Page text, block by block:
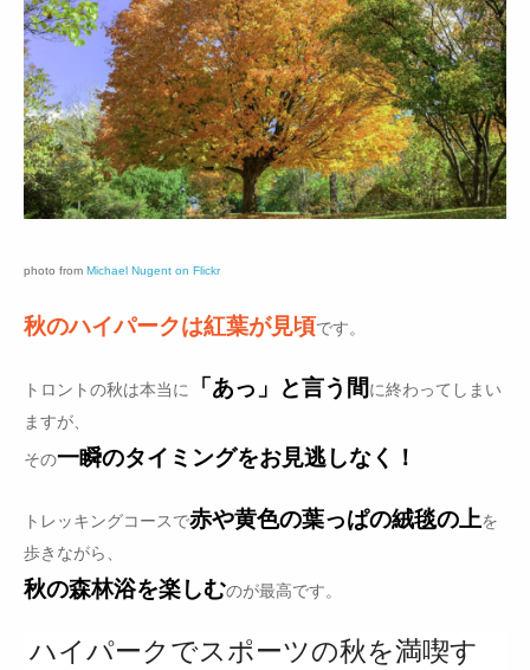
photo from Michael Nugent on Flickr
秋のハイパークは紅葉が見頃です。
トロントの秋は本当に 「あっ」と言う間に終わってしまい
ますが、
その一瞬のタイミングをお見逃しなく！
トレッキングコースで赤や黄色の葉っぱの絨毯の上を
歩きながら、
秋の森林浴を楽しむのが最高です。
ハイパークでスポーツの秋を満喫す